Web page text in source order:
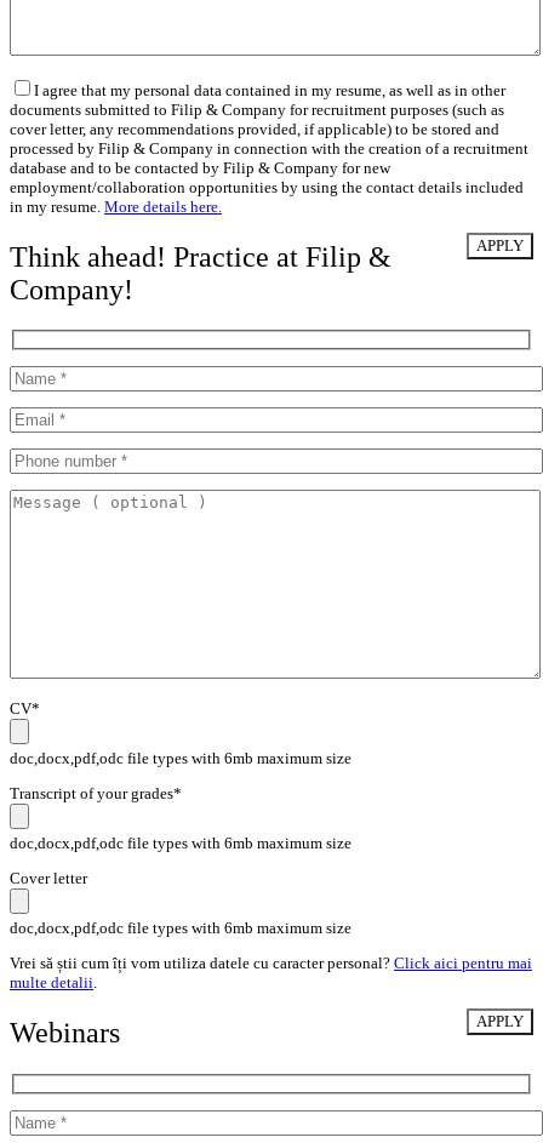
I agree that my personal data contained in my resume, as well as in other
documents submitted to Filip & Company for recruitment purposes (such as
cover letter, any recommendations provided, if applicable) to be stored and
processed by Filip & Company in connection with the creation of a recruitment
database and to be contacted by Filip & Company for new
employment/collaboration opportunities by using the contact details included
in my resume. More details here.
Think ahead! Practice at Filip &
Company!
CV*
doc,docx,pdf,odc file types with 6mb maximum size
Transcript of your grades*
doc,docx,pdf,odc file types with 6mb maximum size
Cover letter
doc,docx,pdf,odc file types with 6mb maximum size
Vrei să știi cum îți vom utiliza datele cu caracter personal? Click aici pentru mai
multe detalii.
Webinars